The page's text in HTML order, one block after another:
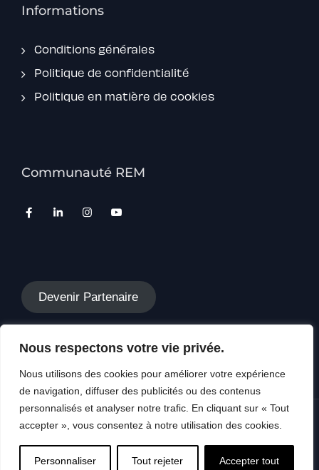
Nous respectons votre vie privée.
Nous utilisons des cookies pour améliorer votre expérience
de navigation, diffuser des publicités ou des contenus
personnalisés et analyser notre trafic. En cliquant sur « Tout
accepter », vous consentez à notre utilisation des cookies.
Personnaliser Tout rejeter Accepter tout
Informations
Conditions générales
Politique de confidentialité
Politique en matière de cookies
Communauté REM
Devenir Partenaire
Copyright © 2026 REM SWISS, Tous droits
réservés